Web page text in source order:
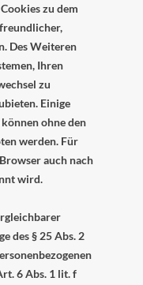
zu dem
Des Weiteren
Ihren
zu
Einige
ohne den
werden. Für
auch nach
wird.
des § 25 Abs. 2
6 Abs. 1 lit. f